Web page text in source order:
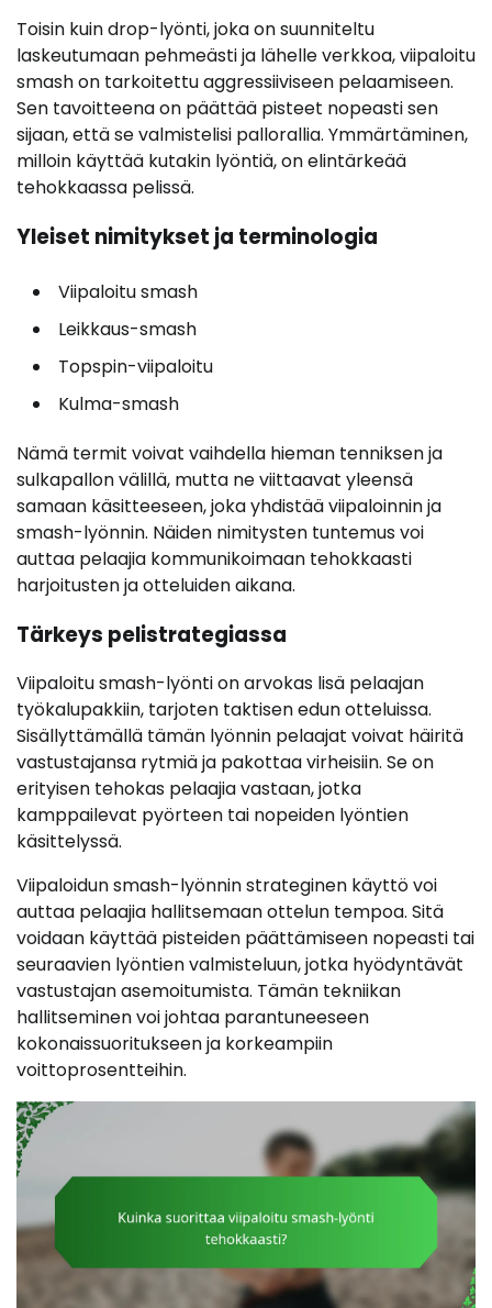
Toisin kuin drop-lyönti, joka on suunniteltu
laskeutumaan pehmeästi ja lähelle verkkoa, viipaloitu
smash on tarkoitettu aggressiiviseen pelaamiseen.
Sen tavoitteena on päättää pisteet nopeasti sen
sijaan, että se valmistelisi pallorallia. Ymmärtäminen,
milloin käyttää kutakin lyöntiä, on elintärkeää
tehokkaassa pelissä.
Yleiset nimitykset ja terminologia
Viipaloitu smash
Leikkaus-smash
Topspin-viipaloitu
Kulma-smash
Nämä termit voivat vaihdella hieman tenniksen ja
sulkapallon välillä, mutta ne viittaavat yleensä
samaan käsitteeseen, joka yhdistää viipaloinnin ja
smash-lyönnin. Näiden nimitysten tuntemus voi
auttaa pelaajia kommunikoimaan tehokkaasti
harjoitusten ja otteluiden aikana.
Tärkeys pelistrategiassa
Viipaloitu smash-lyönti on arvokas lisä pelaajan
työkalupakkiin, tarjoten taktisen edun otteluissa.
Sisällyttämällä tämän lyönnin pelaajat voivat häiritä
vastustajansa rytmiä ja pakottaa virheisiin. Se on
erityisen tehokas pelaajia vastaan, jotka
kamppailevat pyörteen tai nopeiden lyöntien
käsittelyssä.
Viipaloidun smash-lyönnin strateginen käyttö voi
auttaa pelaajia hallitsemaan ottelun tempoa. Sitä
voidaan käyttää pisteiden päättämiseen nopeasti tai
seuraavien lyöntien valmisteluun, jotka hyödyntävät
vastustajan asemoitumista. Tämän tekniikan
hallitseminen voi johtaa parantuneeseen
kokonaissuoritukseen ja korkeampiin
voittoprosentteihin.